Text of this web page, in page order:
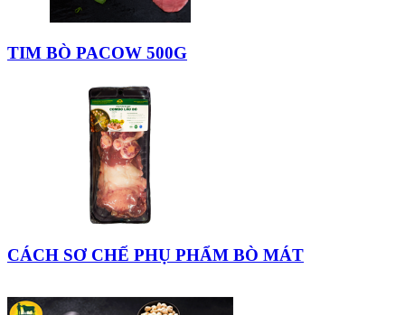
TIM BÒ PACOW 500G
CÁCH SƠ CHẾ PHỤ PHẨM BÒ MÁT